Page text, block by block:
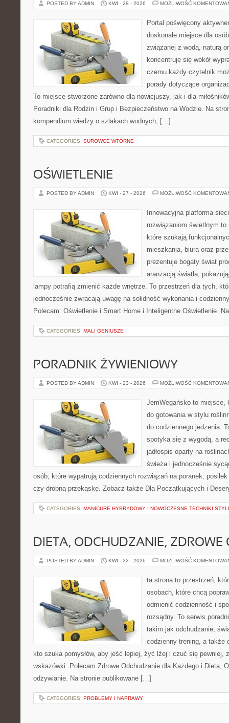
POSTED BY ADMIN KWI - 28 - 2026 MOŻLIWOŚĆ
Portal poświęcony
doskonałe miejsce dla
związanej z wodą, naturą
koncentruje się wokół
czemu każdy czytelnik
porady dotyczące
To miejsce stworzone zarówno dla nowicjuszy, jak i dla
Poradniki dla Rodzin i Grup i Bezpieczeństwo na Wodzie. Na
kompendium wiedzy o szlakach wodnych, […]
CATEGORIES: SUROWCE WTÓRNE
OŚWIETLENIE
POSTED BY ADMIN KWI - 27 - 2026 MOŻLIWOŚĆ
Innowacyjna platforma
rozwiązaniom świetlnym
które szukają
mieszkania, biura oraz
prezentuje bogaty świat
aranżacją światła,
lampy potrafią zmienić każde wnętrze. To przestrzeń dla tych,
jednocześnie zwracają uwagę na solidność wykonania i
Polecam: Oświetlenie i Smart Home i Inteligentne Oświetlenie.
CATEGORIES: MALI GENIUSZE
PORADNIK ŻYWIENIOWY
POSTED BY ADMIN KWI - 23 - 2026 MOŻLIWOŚĆ
JemWegańsko to miejsce,
do gotowania w stylu
do codziennego jedzenia.
spotyka się z wygodą, a
jadłospis oparty na
świeża i jednocześnie
osób, które wypatrują codziennych rozwiązań na poranek,
czy drobną przekąskę. Zobacz także Dla Początkujących i
CATEGORIES: MANICURE HYBRYDOWY I NOWOCZESNE TECHNIKI
DIETA, ODCHUDZANIE, ZDROWE
POSTED BY ADMIN KWI - 22 - 2026 MOŻLIWOŚĆ
ta strona to przestrzeń,
osobach, które chcą
odmienić codzienność i
rozsądny. To serwis
takim jak odchudzanie,
codzienny trening, a także
kto szuka pomysłów, aby jeść lepiej, żyć lżej i czuć się pewniej,
wskazówki. Polecam Zdrowe Odchudzanie dla Każdego i Dieta,
odżywianie. Na stronie publikowane […]
CATEGORIES: PROBLEMY I NAPRAWY